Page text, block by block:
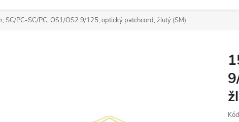
SC/PC-SC/PC, OS1/OS2 9/125, optický patchcord, žlutý (SM)